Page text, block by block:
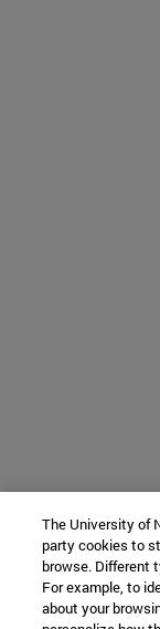
The University of
party cookies to
browse. Different
For example, to
about your